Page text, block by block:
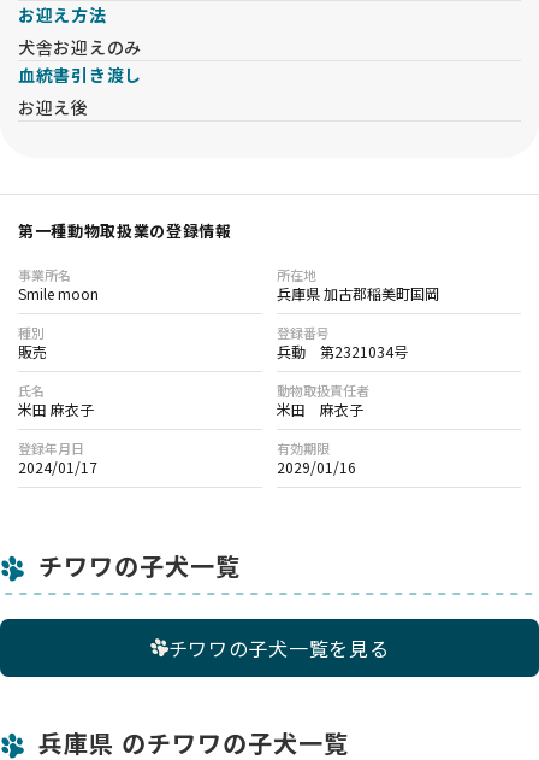
お迎え方法
犬舎お迎えのみ
血統書引き渡し
お迎え後
第一種動物取扱業の登録情報
事業所名
Smile moon
所在地
兵庫県 加古郡稲美町国岡
種別
販売
登録番号
兵動 第2321034号
氏名
米田 麻衣子
動物取扱責任者
米田 麻衣子
登録年月日
2024/01/17
有効期限
2029/01/16
チワワの子犬一覧
チワワの子犬一覧を見る
兵庫県 のチワワの子犬一覧